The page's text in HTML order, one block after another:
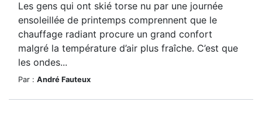
Les gens qui ont skié torse nu par une journée
ensoleillée de printemps comprennent que le
chauffage radiant procure un grand confort
malgré la température d’air plus fraîche. C’est que
les ondes...
Par : André Fauteux